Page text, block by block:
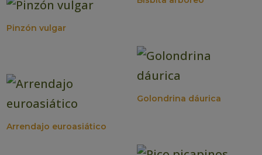
Pinzón vulgar
Arrendajo euroasiático
Golondrina dáurica